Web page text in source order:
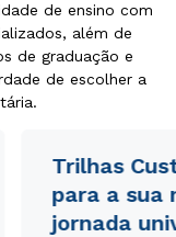
de ensino com
além de
de graduação e
de escolher a
Trilhas
para a sua
jornada